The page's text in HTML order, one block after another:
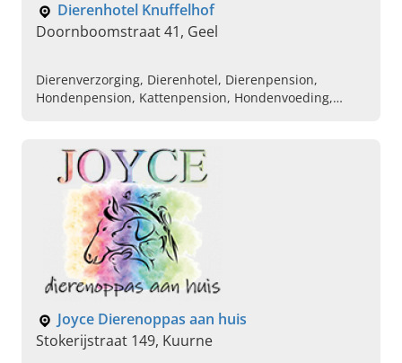
Dierenhotel Knuffelhof
Doornboomstraat 41, Geel
Dierenverzorging, Dierenhotel, Dierenpension,
Hondenpension, Kattenpension, Hondenvoeding,
Joyce Dierenoppas aan huis
Stokerijstraat 149, Kuurne